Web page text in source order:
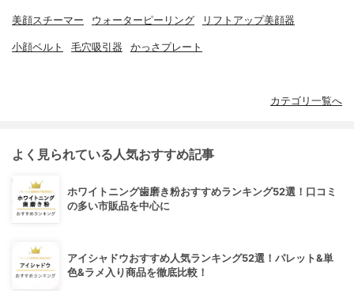
美顔スチーマー ウォーターピーリング リフトアップ美顔器
小顔ベルト 毛穴吸引器 かっさプレート
カテゴリ一覧へ
よく見られている人気おすすめ記事
ホワイトニング歯磨き粉おすすめランキング52選！口コミ
の多い市販品を中心に
アイシャドウおすすめ人気ランキング52選！パレット&単
色&ラメ入り商品を徹底比較！